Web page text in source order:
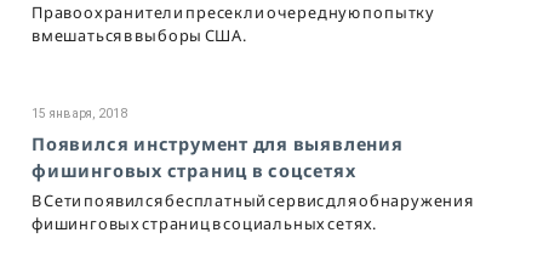
Правоохранители пресекли очередную попытку
вмешаться в выборы США.
15 января, 2018
Появился инструмент для выявления
фишинговых страниц в соцсетях
В Сети появился бесплатный сервис для обнаружения
фишинговых страниц в социальных сетях.